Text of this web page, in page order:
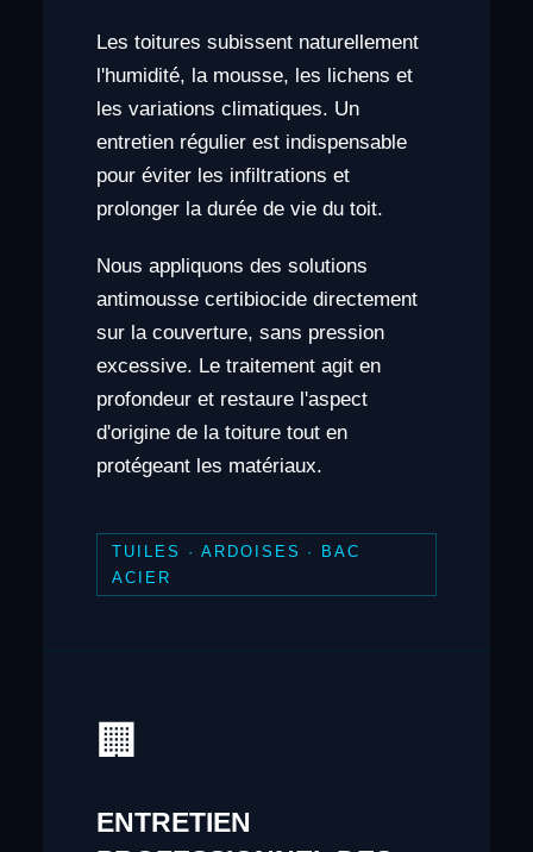
Les toitures subissent naturellement
l'humidité, la mousse, les lichens et
les variations climatiques. Un
entretien régulier est indispensable
pour éviter les infiltrations et
prolonger la durée de vie du toit.
Nous appliquons des solutions
antimousse certibiocide directement
sur la couverture, sans pression
excessive. Le traitement agit en
profondeur et restaure l'aspect
d'origine de la toiture tout en
protégeant les matériaux.
TUILES · ARDOISES · BAC
ACIER
🏢
ENTRETIEN